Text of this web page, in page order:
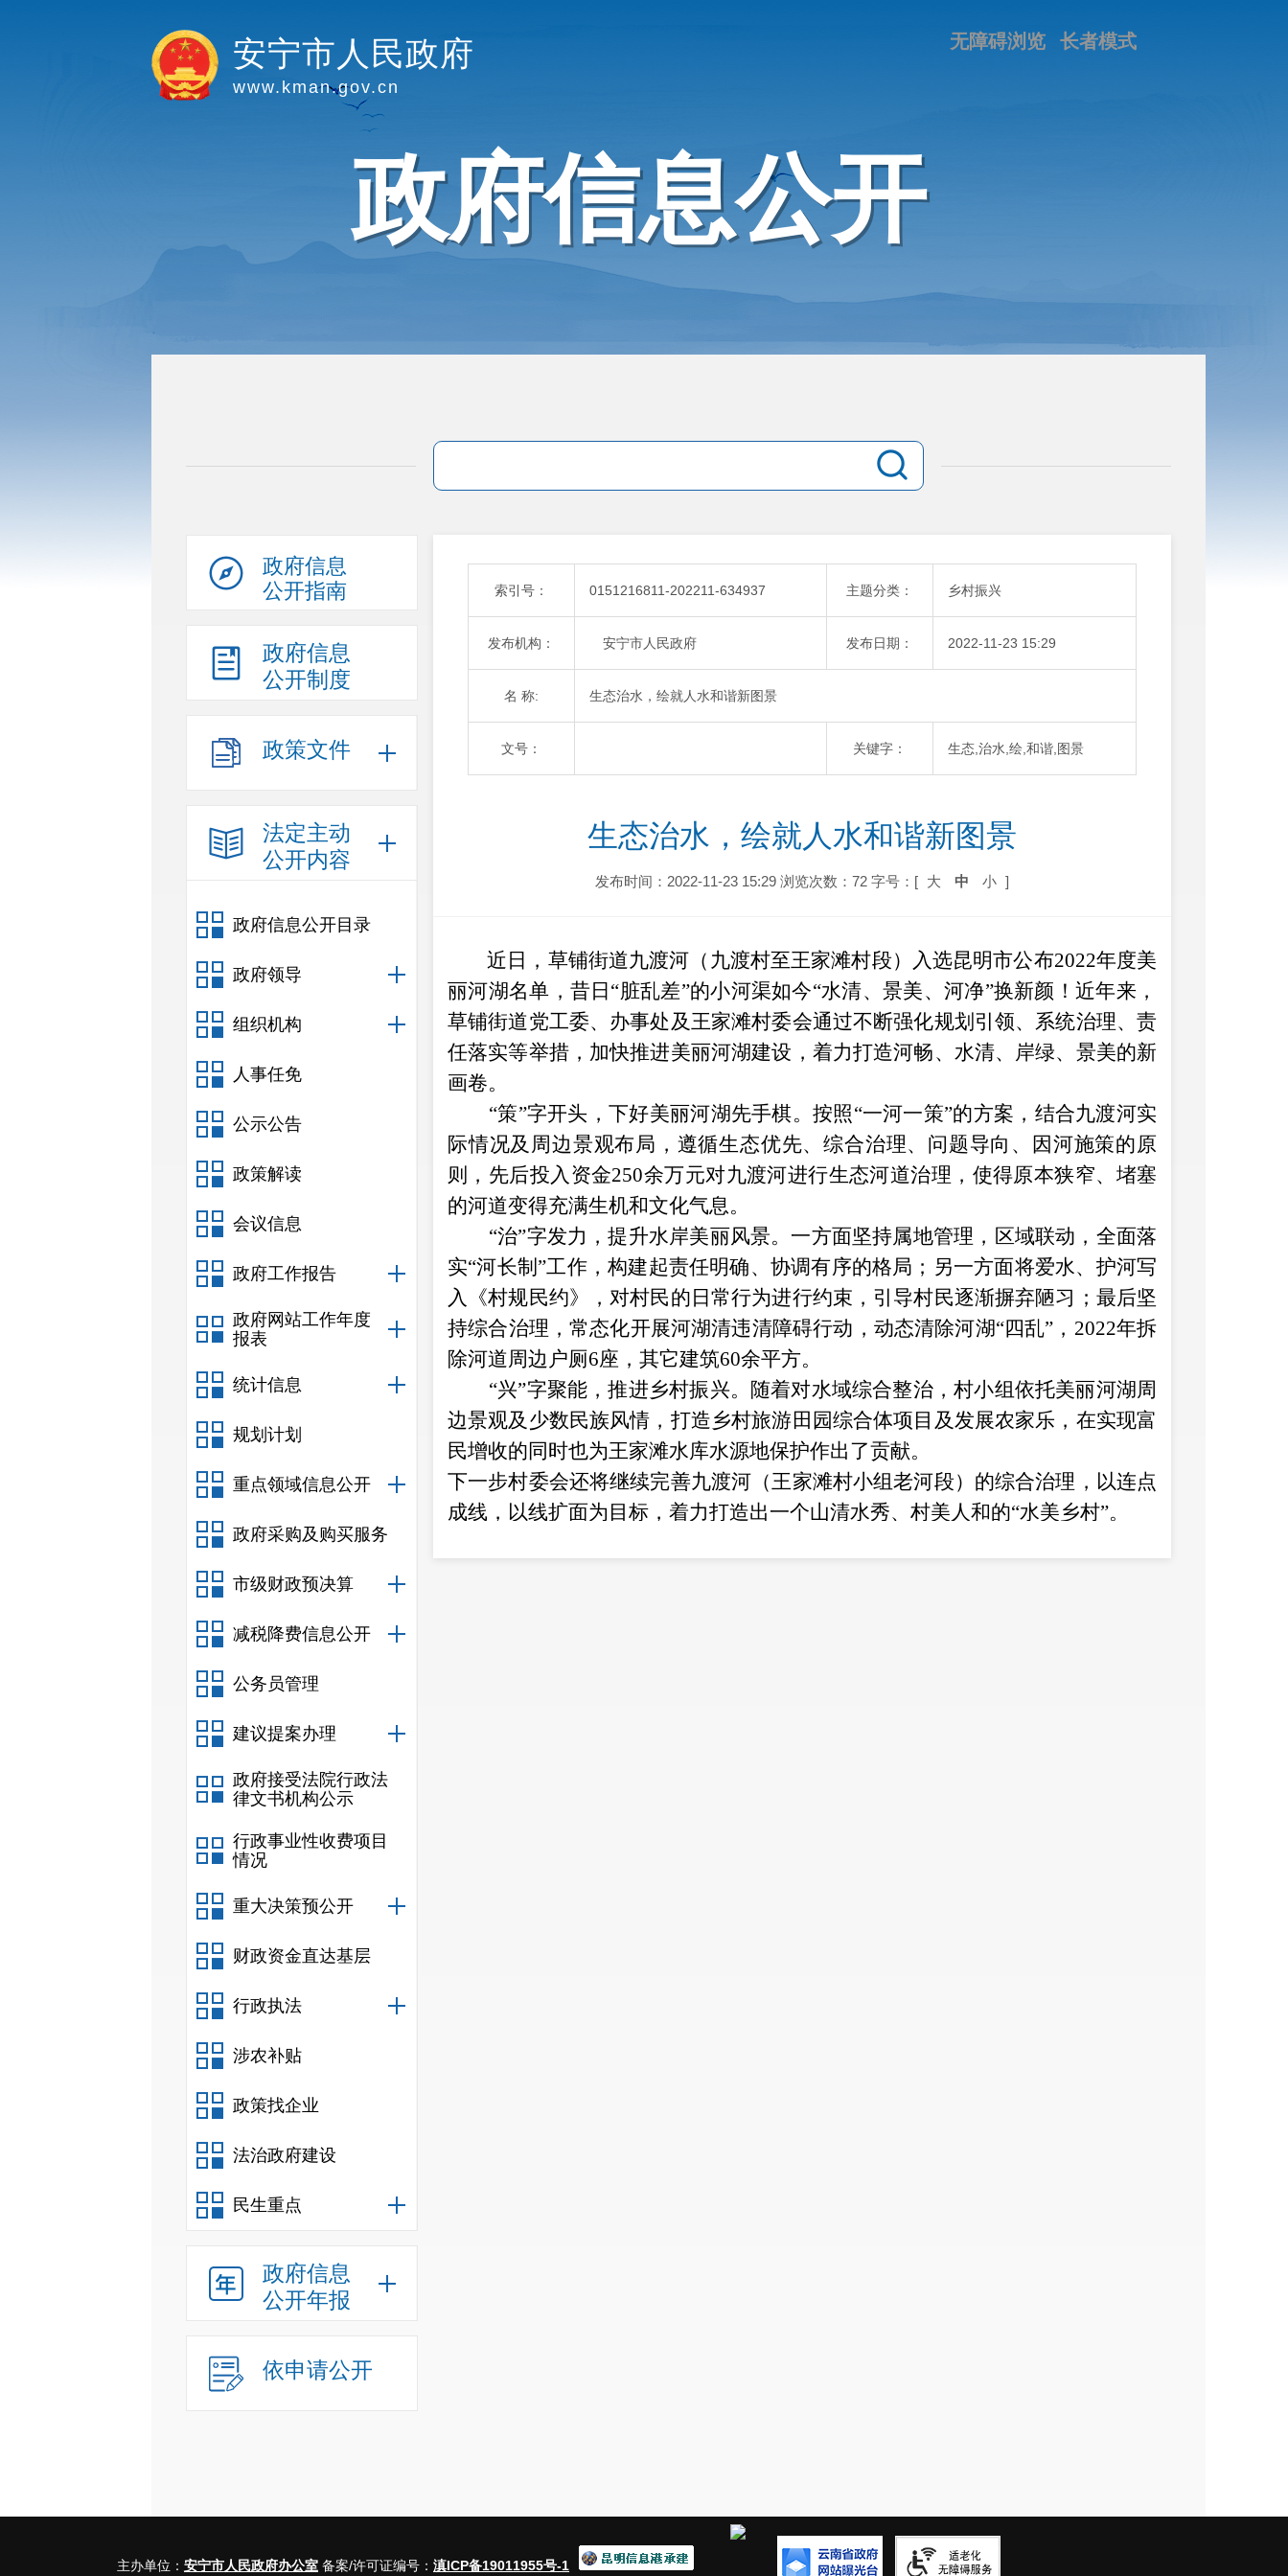
长者模式
无障碍浏览
安宁市人民政府
www.kman.gov.cn
政府信息公开
政府信息
公开指南
政府信息
公开制度
政策文件
法定主动
公开内容
政府信息公开目录
政府领导
组织机构
人事任免
公示公告
政策解读
会议信息
政府工作报告
政府网站工作年度
报表
统计信息
规划计划
重点领域信息公开
政府采购及购买服务
市级财政预决算
减税降费信息公开
公务员管理
建议提案办理
政府接受法院行政法
律文书机构公示
行政事业性收费项目
情况
重大决策预公开
财政资金直达基层
行政执法
涉农补贴
政策找企业
法治政府建设
民生重点
政府信息
公开年报
依申请公开
索引号： 0151216811-202211-634937 主题分类： 乡村振兴
发布机构： 安宁市人民政府 发布日期： 2022-11-23 15:29
名 称: 生态治水，绘就人水和谐新图景
文号： 关键字： 生态,治水,绘,和谐,图景
生态治水，绘就人水和谐新图景
发布时间：2022-11-23 15:29 浏览次数：72 字号：[ 大 中 小 ]
近日，草铺街道九渡河（九渡村至王家滩村段）入选昆明市公布2022年度美
丽河湖名单，昔日“脏乱差”的小河渠如今“水清、景美、河净”换新颜！近年来，
草铺街道党工委、办事处及王家滩村委会通过不断强化规划引领、系统治理、责
任落实等举措，加快推进美丽河湖建设，着力打造河畅、水清、岸绿、景美的新
画卷。
“策”字开头，下好美丽河湖先手棋。按照“一河一策”的方案，结合九渡河实
际情况及周边景观布局，遵循生态优先、综合治理、问题导向、因河施策的原
则，先后投入资金250余万元对九渡河进行生态河道治理，使得原本狭窄、堵塞
的河道变得充满生机和文化气息。
“治”字发力，提升水岸美丽风景。一方面坚持属地管理，区域联动，全面落
实“河长制”工作，构建起责任明确、协调有序的格局；另一方面将爱水、护河写
入《村规民约》，对村民的日常行为进行约束，引导村民逐渐摒弃陋习；最后坚
持综合治理，常态化开展河湖清违清障碍行动，动态清除河湖“四乱”，2022年拆
除河道周边户厕6座，其它建筑60余平方。
“兴”字聚能，推进乡村振兴。随着对水域综合整治，村小组依托美丽河湖周
边景观及少数民族风情，打造乡村旅游田园综合体项目及发展农家乐，在实现富
民增收的同时也为王家滩水库水源地保护作出了贡献。
下一步村委会还将继续完善九渡河（王家滩村小组老河段）的综合治理，以连点
成线，以线扩面为目标，着力打造出一个山清水秀、村美人和的“水美乡村”。
主办单位： 安宁市人民政府办公室 备案/许可证编号： 滇ICP备19011955号-1